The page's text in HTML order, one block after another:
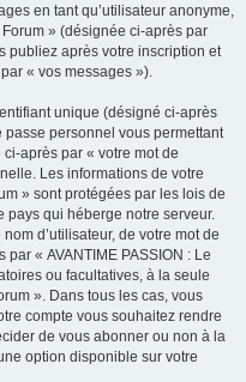
en tant qu’utilisateur anonyme,
Forum » (désignée ci-après par
publiez après votre inscription et
« vos messages »).
unique (désigné ci-après
passe personnel vous permettant
après par « votre mot de
Les informations de votre
» sont protégées par les lois de
qui héberge notre serveur.
d’utilisateur, de votre mot de
« AVANTIME PASSION : Le
ou facultatives, à la seule
». Dans tous les cas, vous
compte vous souhaitez rendre
de vous abonner ou non à la
option disponible sur votre